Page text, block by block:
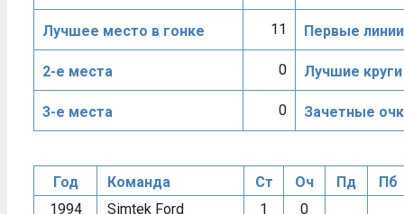
Лучшее место в гонке 11 Первые линии
2-е места 0 Лучшие круги
3-е места 0 Зачетные
Год Команда Ст Оч Пд
Пб
1994
Simtek Ford 1 0